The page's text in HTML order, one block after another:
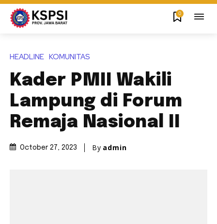
0
HEADLINE KOMUNITAS
Kader PMII Wakili
Lampung di Forum
Remaja Nasional II
October 27, 2023 By admin